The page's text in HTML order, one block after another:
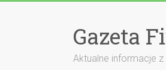
Gazeta
Aktualne informacje